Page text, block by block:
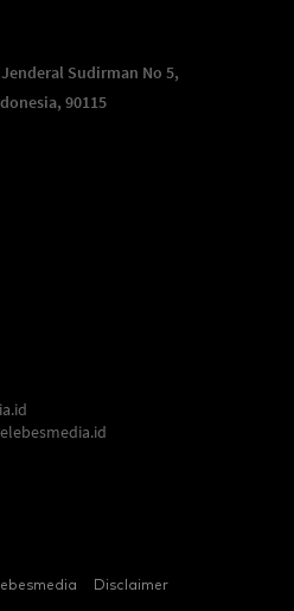
Sudirman No 5,
90115
Disclaimer